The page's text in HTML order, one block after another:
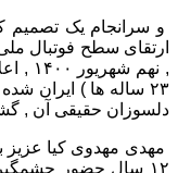
و سرانجام یک تصمیم
ارتقای سطح فوتبال
,
۲۳ ساله ها )
دلسوزان حقیقی آن ,
۱۲ سال حضور